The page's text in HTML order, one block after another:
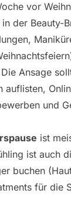
vor
der Beauty-
Ansage
auflisten,
und
ist
ist auch
buchen
für die